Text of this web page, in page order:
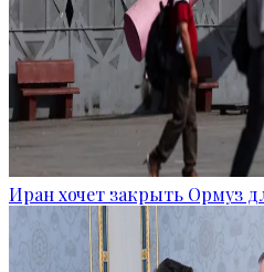
Иран хочет закрыть Ормуз